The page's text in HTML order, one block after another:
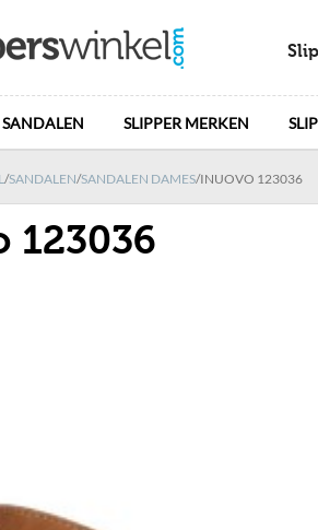
SANDALEN SLIPPER MERKEN
/SANDALEN/SANDALEN DAMES/INUOVO 123036
123036